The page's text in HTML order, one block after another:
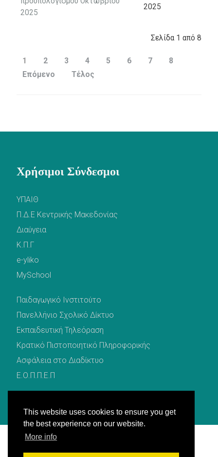
This website uses cookies to ensure you get
the best experience on our website.
More info
2025
2025
Σελίδα 1 από 8
1 2 3 4 5 6 7
8
Επόμενο
Τέλος
Χρήσιμοι Σύνδεσμοι
ΥΠΑΙΘ
Π.Δ.Ε Κεντρικής Μακεδονίας
Διαύγεια
Κ.Π.Γ
e-yliko
MySchool
Παιδαγωγικό Ινστιτούτο
Πανελλήνιο Σχολικό Δίκτυο
Εκπαιδευτική Τηλεόραση
Κρατικό Πιστοποιητικό Πληροφορικής
Ασφάλεια στο Διαδίκτυο
Ε.Ο.Π.Π.Ε.Π
© 2021 by